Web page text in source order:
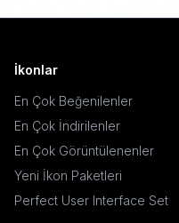
İkonlar
En Çok Beğenilenler
En Çok İndirilenler
En Çok Görüntülenenler
Yeni İkon Paketleri
Perfect User Interface Set